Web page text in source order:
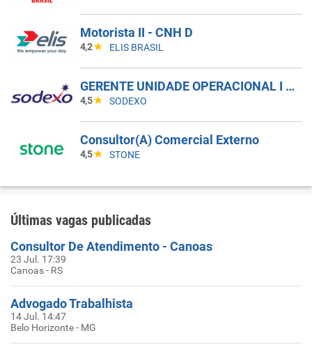
Motorista II - CNH D
4,2 ELIS BRASIL
GERENTE UNIDADE OPERACIONAL I - UAN
4,5 SODEXO
Consultor(A) Comercial Externo
4,5 STONE
Últimas vagas publicadas
Consultor De Atendimento - Canoas
23 Jul. 17:39
Canoas - RS
Advogado Trabalhista
14 Jul. 14:47
Belo Horizonte - MG